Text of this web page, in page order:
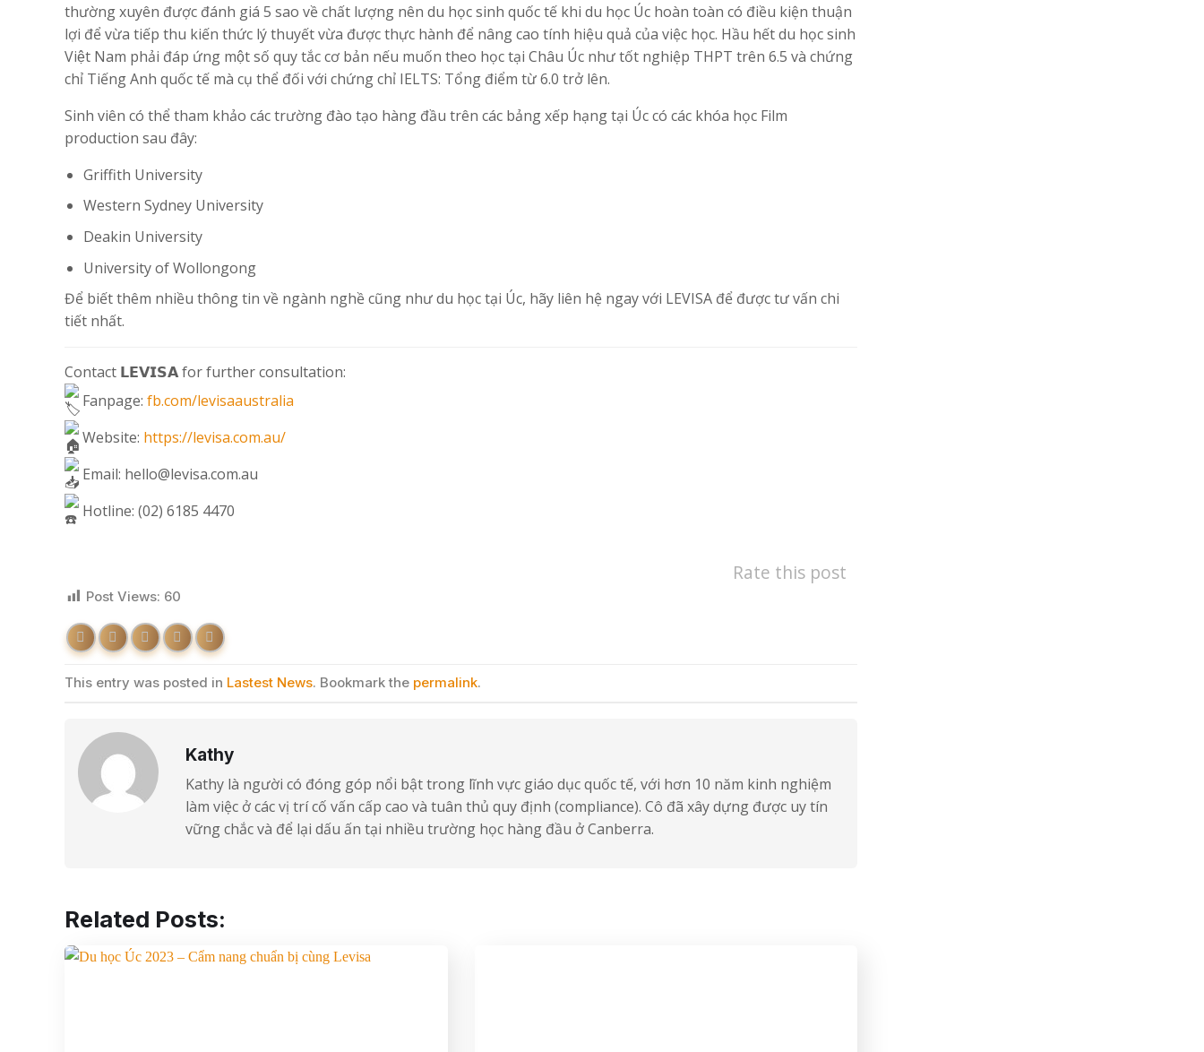
thường xuyên được đánh giá 5 sao về chất lượng nên du học sinh quốc tế khi du học Úc hoàn toàn có điều kiện thuận
lợi để vừa tiếp thu kiến thức lý thuyết vừa được thực hành để nâng cao tính hiệu quả của việc học. Hầu hết du học sinh
Việt Nam phải đáp ứng một số quy tắc cơ bản nếu muốn theo học tại Châu Úc như tốt nghiệp THPT trên 6.5 và chứng
chỉ Tiếng Anh quốc tế mà cụ thể đối với chứng chỉ IELTS: Tổng điểm từ 6.0 trở lên.
Sinh viên có thể tham khảo các trường đào tạo hàng đầu trên các bảng xếp hạng tại Úc có các khóa học Film
production sau đây:
Griffith University
Western Sydney University
Deakin University
University of Wollongong
Để biết thêm nhiều thông tin về ngành nghề cũng như du học tại Úc, hãy liên hệ ngay với LEVISA để được tư vấn chi
tiết nhất.
Contact 𝗟𝗘𝗩𝗜𝗦𝗔 for further consultation:
Fanpage: fb.com/levisaaustralia
Website: https://levisa.com.au/
Email: hello@levisa.com.au
Hotline: (02) 6185 4470
Rate this post
Post Views: 60
This entry was posted in Lastest News. Bookmark the permalink.
Kathy
Kathy là người có đóng góp nổi bật trong lĩnh vực giáo dục quốc tế, với hơn 10 năm kinh nghiệm
làm việc ở các vị trí cố vấn cấp cao và tuân thủ quy định (compliance). Cô đã xây dựng được uy tín
vững chắc và để lại dấu ấn tại nhiều trường học hàng đầu ở Canberra.
Related Posts: